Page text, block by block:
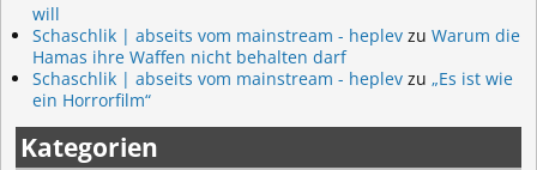
will
Schaschlik | abseits vom mainstream - heplev zu Warum die
Hamas ihre Waffen nicht behalten darf
Schaschlik | abseits vom mainstream - heplev zu „Es ist wie
ein Horrorfilm“
Kategorien